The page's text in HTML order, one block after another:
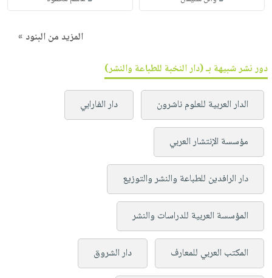
المزيد من البنود »
دور نشر شبيهة بـ (دار النخبة للطباعة والنشر)
الدار العربية للعلوم ناشرون دار الفارابي
مؤسسة الإنتشار العربي
دار الرافدين للطباعة والنشر والتوزيع
المؤسسة العربية للدراسات والنشر
المكتب العربي للمعارف دار الشروق